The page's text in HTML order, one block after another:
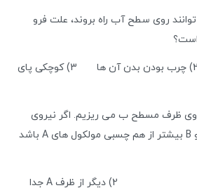
روی سطح آب راه بروند، علت فرو
ا) کشش سطحی آب 2) چرب بودن بدن آن ها 3) کوچکی پای
ظرف مسطح ب می ریزیم. اگر نیروی
چسبندگی سطحی بین A و B بیشتر از هم چسبی مولکول های A باشد
1) ظرف B را تر نمی کند. 2) دیگر از ظرف A جدا